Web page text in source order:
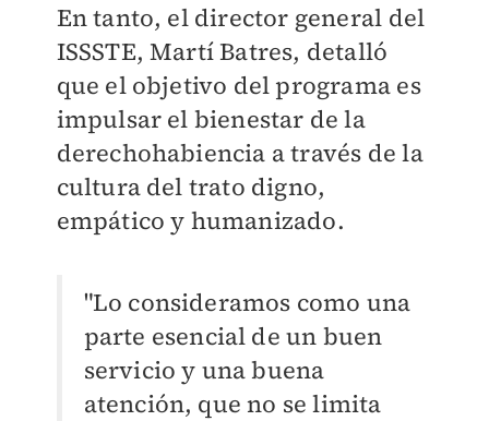
En tanto, el director general del
ISSSTE, Martí Batres, detalló
que el objetivo del programa es
impulsar el bienestar de la
derechohabiencia a través de la
cultura del trato digno,
empático y humanizado.
"Lo consideramos como una
parte esencial de un buen
servicio y una buena
atención, que no se limita